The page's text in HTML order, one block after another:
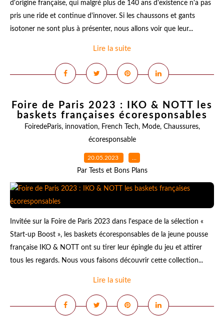
d'origine française, qui malgré plus de 140 ans d'existence n'a pas
pris une ride et continue d'innover. Si les chaussons et gants
isotoner ne sont plus à présenter, nous allons voir que leur...
Lire la suite
Foire de Paris 2023 : IKO & NOTT les
baskets françaises écoresponsables
FoiredeParis, innovation, French Tech, Mode, Chaussures,
écoresponsable
20.05.2023 …
Par Tests et Bons Plans
Invitée sur la Foire de Paris 2023 dans l'espace de la sélection «
Start-up Boost », les baskets écoresponsables de la jeune pousse
française IKO & NOTT ont su tirer leur épingle du jeu et attirer
tous les regards. Nous vous faisons découvrir cette collection...
Lire la suite